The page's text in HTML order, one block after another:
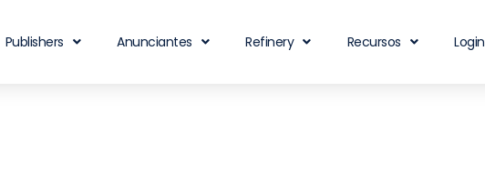
Publishers Anunciantes Refinery Recursos Login